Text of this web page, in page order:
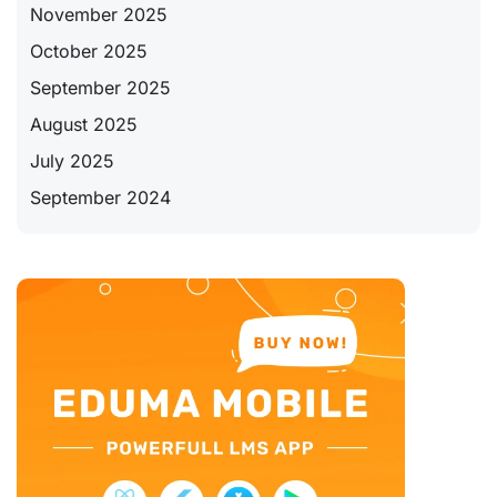
November 2025
October 2025
September 2025
August 2025
July 2025
September 2024